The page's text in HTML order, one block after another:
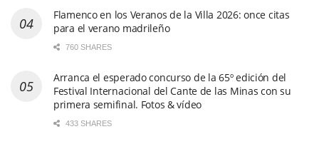
Flamenco en los Veranos de la Villa 2026: once citas
para el verano madrileño
760 SHARES
Arranca el esperado concurso de la 65º edición del
Festival Internacional del Cante de las Minas con su
primera semifinal. Fotos & vídeo
433 SHARES